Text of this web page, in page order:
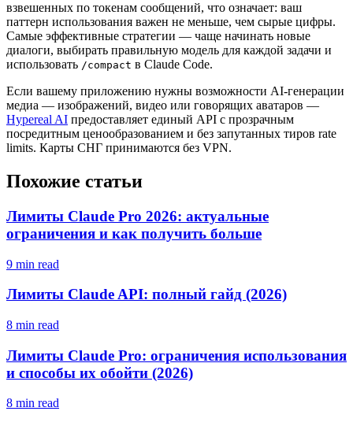
взвешенных по токенам сообщений, что означает: ваш
паттерн использования важен не меньше, чем сырые цифры.
Самые эффективные стратегии — чаще начинать новые
диалоги, выбирать правильную модель для каждой задачи и
использовать /compact в Claude Code.
Если вашему приложению нужны возможности AI-генерации
медиа — изображений, видео или говорящих аватаров —
Hypereal AI предоставляет единый API с прозрачным
поcредитным ценообразованием и без запутанных тиров rate
limits. Карты СНГ принимаются без VPN.
Похожие статьи
Лимиты Claude Pro 2026: актуальные
ограничения и как получить больше
9 min read
Лимиты Claude API: полный гайд (2026)
8 min read
Лимиты Claude Pro: ограничения использования
и способы их обойти (2026)
8 min read